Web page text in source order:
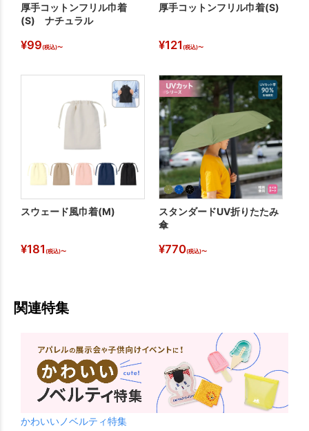
厚手コットンフリル巾着
(S) ナチュラル
¥99(税込)〜
厚手コットンフリル巾着(S)
¥121 (税込)〜
スウェード風巾着(M)
¥181 (税込)〜
スタンダードUV折りたたみ
傘
¥770(税込)〜
関連特集
かわいいノベルティ特集